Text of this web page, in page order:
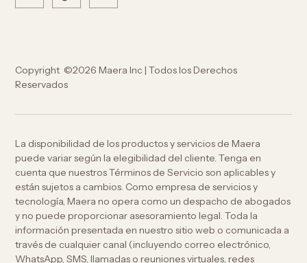
Copyright ©2026 Maera Inc | Todos los Derechos
Reservados
La disponibilidad de los productos y servicios de Maera
puede variar según la elegibilidad del cliente. Tenga en
cuenta que nuestros Términos de Servicio son aplicables y
están sujetos a cambios. Como empresa de servicios y
tecnología, Maera no opera como un despacho de abogados
y no puede proporcionar asesoramiento legal. Toda la
información presentada en nuestro sitio web o comunicada a
través de cualquier canal (incluyendo correo electrónico,
WhatsApp, SMS, llamadas o reuniones virtuales, redes